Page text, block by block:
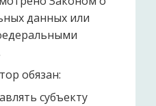
данных или
обязан:
субъекту